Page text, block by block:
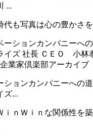
...
代も写真は心の豊かさ
企業家倶楽部アーカイブ
ションカンパニーへの
ズ...
ｉｎＷｉｎな関係性を築